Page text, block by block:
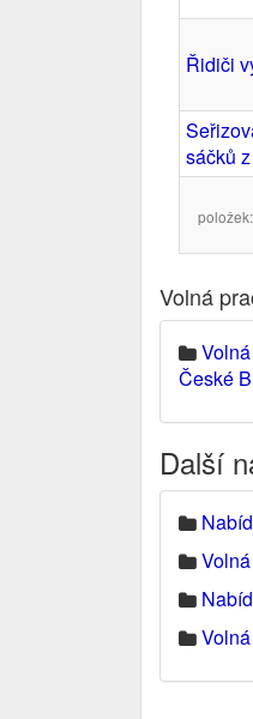
Řidiči
sáčků
Volná
České
Další